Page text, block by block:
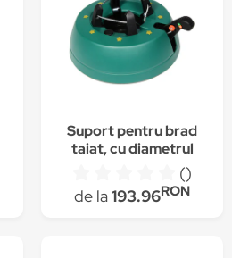
Suport pentru brad
taiat, cu diametrul
reglabil, plastic, verde,
cu rezervor de apa
Novatim
()
de la193.96RON